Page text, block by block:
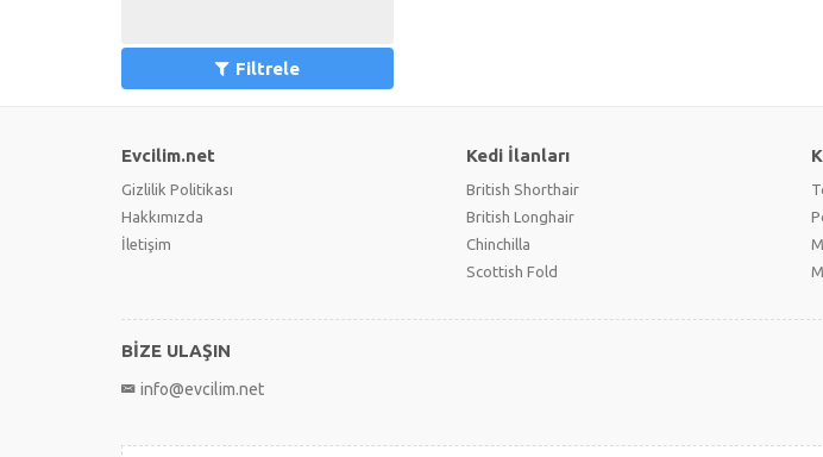
Filtrele
Evcilim.net
Gizlilik Politikası
Hakkımızda
İletişim
Kedi İlanları
British Shorthair
British Longhair
Chinchilla
Scottish Fold
BİZE ULAŞIN
info@evcilim.net